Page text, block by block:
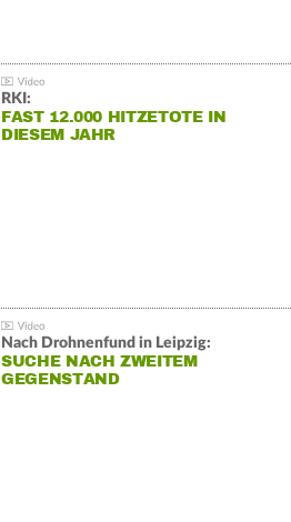
RKI:
FAST 12.000 HITZETOTE IN
DIESEM JAHR
Nach Drohnenfund in Leipzig:
SUCHE NACH ZWEITEM
GEGENSTAND